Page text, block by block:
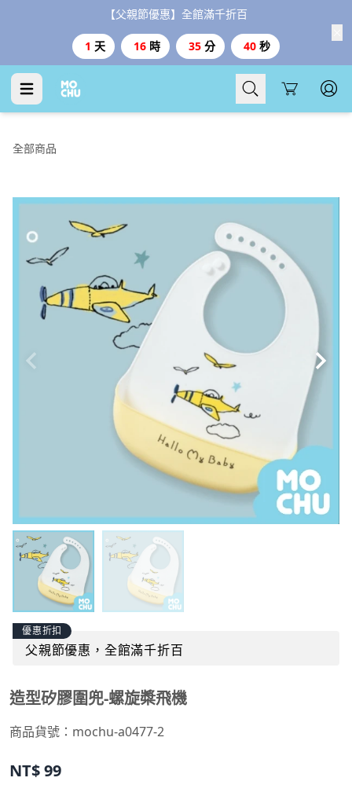
【父親節優惠】全館滿千折百
1 天 16 時 35 分 39 秒
Cart
全部商品
優惠折扣
父親節優惠，全館滿千折百
造型矽膠圍兜-螺旋槳飛機
商品貨號：mochu-a0477-2
NT$99